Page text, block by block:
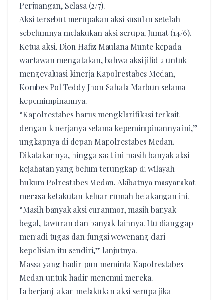
Perjuangan, Selasa (2/7).
Aksi tersebut merupakan aksi susulan setelah
sebelumnya melakukan aksi serupa, Jumat (14/6).
Ketua aksi, Dion Hafiz Maulana Munte kepada
wartawan mengatakan, bahwa aksi jilid 2 untuk
mengevaluasi kinerja Kapolrestabes Medan,
Kombes Pol Teddy Jhon Sahala Marbun selama
kepemimpinannya.
“Kapolrestabes harus mengklarifikasi terkait
dengan kinerjanya selama kepemimpinannya ini,”
ungkapnya di depan Mapolrestabes Medan.
Dikatakannya, hingga saat ini masih banyak aksi
kejahatan yang belum terungkap di wilayah
hukum Polrestabes Medan. Akibatnya masyarakat
merasa ketakutan keluar rumah belakangan ini.
“Masih banyak aksi curanmor, masih banyak
begal, tawuran dan banyak lainnya. Itu dianggap
menjadi tugas dan fungsi wewenang dari
kepolisian itu sendiri,” lanjutnya.
Massa yang hadir pun meminta Kapolrestabes
Medan untuk hadir menemui mereka.
Ia berjanji akan melakukan aksi serupa jika